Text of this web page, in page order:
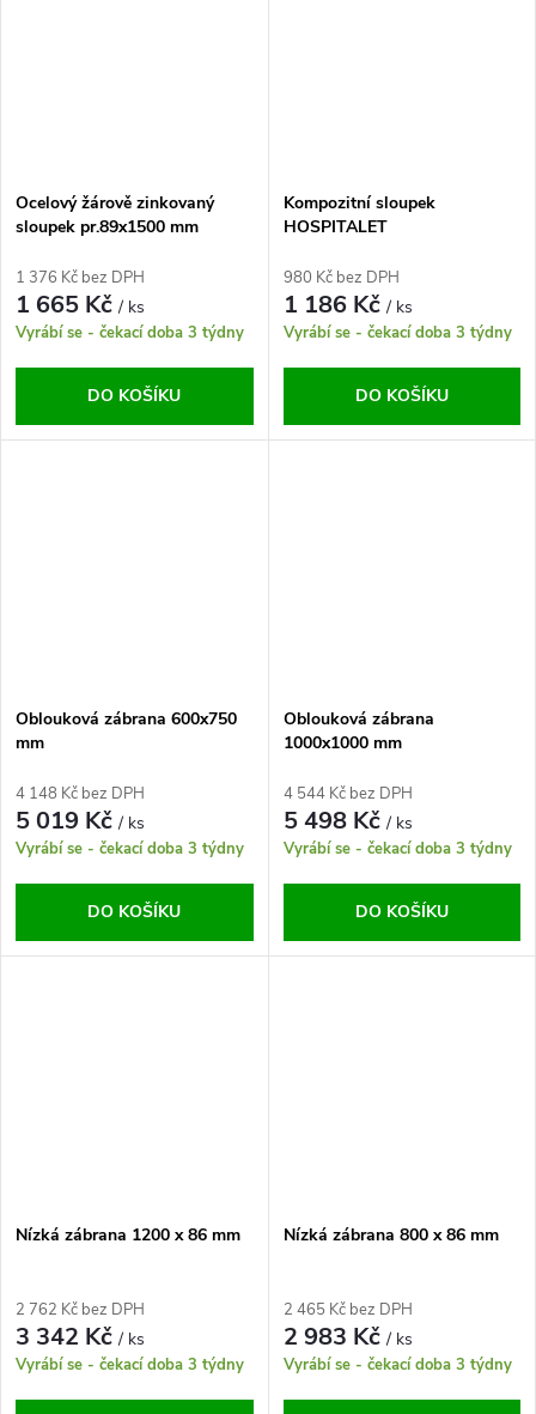
Ocelový žárově zinkovaný
sloupek pr.89x1500 mm
1 376 Kč bez DPH
1 665 Kč/ ks
Vyrábí se - čekací doba 3 týdny
DO KOŠÍKU
Kompozitní sloupek
HOSPITALET
980 Kč bez DPH
1 186 Kč/ ks
Vyrábí se - čekací doba 3 týdny
DO KOŠÍKU
Oblouková zábrana 600x750
mm
4 148 Kč bez DPH
5 019 Kč/ ks
Vyrábí se - čekací doba 3 týdny
DO KOŠÍKU
Oblouková zábrana
1000x1000 mm
4 544 Kč bez DPH
5 498 Kč/ ks
Vyrábí se - čekací doba 3 týdny
DO KOŠÍKU
Nízká zábrana 1200 x 86 mm
2 762 Kč bez DPH
3 342 Kč/ ks
Vyrábí se - čekací doba 3 týdny
Nízká zábrana 800 x 86 mm
2 465 Kč bez DPH
2 983 Kč/ ks
Vyrábí se - čekací doba 3 týdny